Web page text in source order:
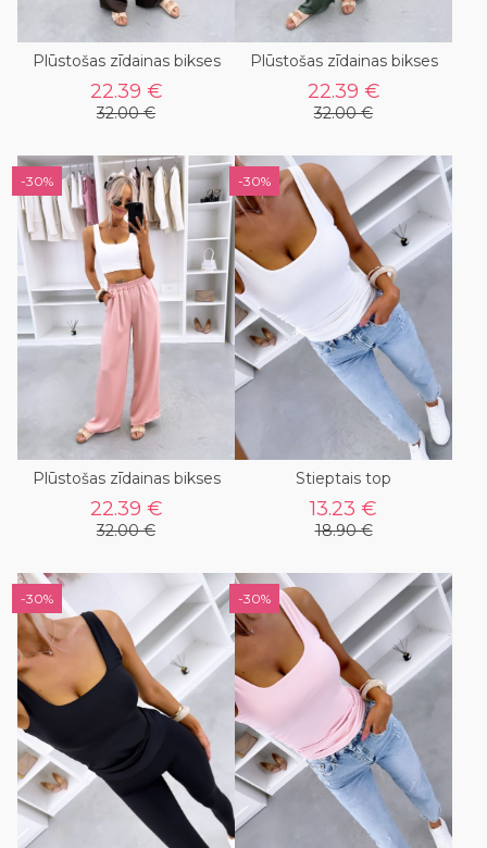
Plūstošas zīdainas bikses
22.39 €
32.00 €
Plūstošas zīdainas bikses
22.39 €
32.00 €
-30%
Plūstošas zīdainas bikses
22.39 €
32.00 €
-30%
Stieptais top
13.23 €
18.90 €
-30% -30%